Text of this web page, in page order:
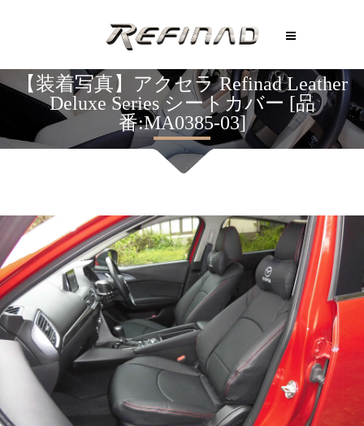
【装着写真】アクセラ Refinad Leather
Deluxe Series シートカバー [品
番:MA0385-03]